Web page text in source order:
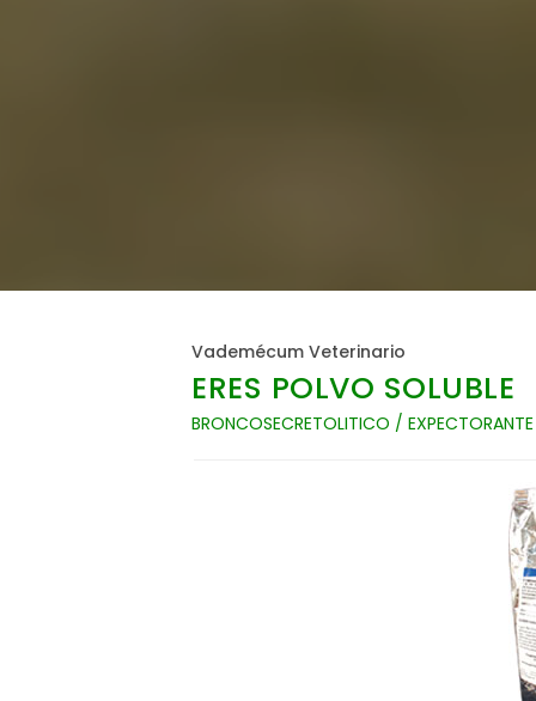
Vademécum Veterinario
ERES POLVO SOLUBLE
BRONCOSECRETOLITICO / EXPECTORANTE